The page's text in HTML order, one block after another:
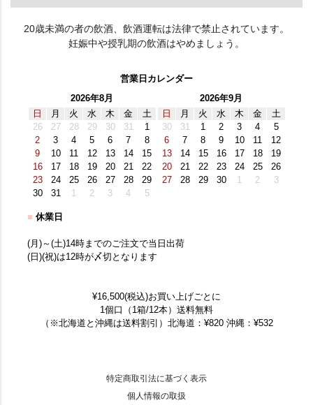
20歳未満の者の飲酒、飲酒運転は法律で禁止されています。
妊娠中や授乳期の飲酒はやめましょう。
営業日カレンダー
2026年8月
日
月 火 水 木 金
土
26
27 28 29 30 31
1
2
3 4 5 6 7
8
9
10 11 12 13 14
15
16
17 18 19 20 21
22
23
24 25 26 27 28
29
30
31 1 2 3 4 5
2026年9月
日
月 火 水 木 金
土
30
31 1 2 3 4
5
6
7 8 9 10 11
12
13
14 15 16 17 18
19
20
21 22 23 24 25
26
27
28 29 30 1 2 3
■ 休業日
(月)～(土)14時までのご注文で当日出荷
(日)(祝)は12時が〆切となります
¥16,500(税込)お買い上げごとに
1個口（1箱/12本）送料無料
（※北海道と沖縄は送料割引）北海道：¥820 沖縄：¥532
特定商取引法に基づく表示
個人情報の取扱